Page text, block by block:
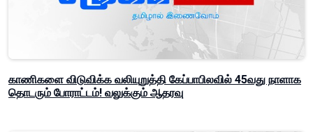
காணிகளை விடுவிக்க வலியுறுத்தி கேப்பாபிலவில் 45வது நாளாக
தொடரும் போராட்டம்! வலுக்கும் ஆதரவு